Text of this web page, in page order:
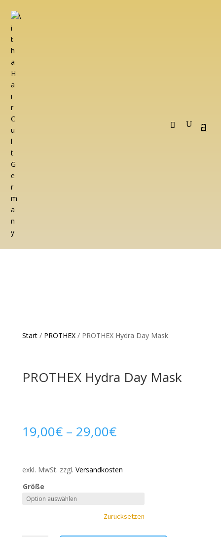
Start/ PROTHEX/ PROTHEX Hydra Day Mask
PROTHEX Hydra Day Mask
19,00€– 29,00€
exkl. MwSt. zzgl. Versandkosten
Größe
Zurücksetzen